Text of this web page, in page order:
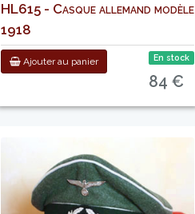
HL615 - Casque allemand modèle
1918
Ajouter au panier En stock
84 €